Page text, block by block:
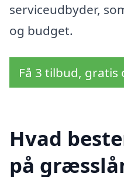
serviceudbyder,
og budget.
Få 3 tilbud,
Hvad
på